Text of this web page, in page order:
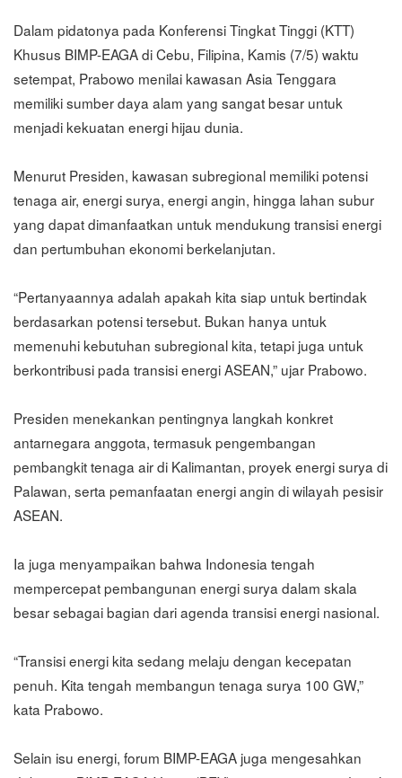
Dalam pidatonya pada Konferensi Tingkat Tinggi (KTT)
Khusus BIMP-EAGA di Cebu, Filipina, Kamis (7/5) waktu
setempat, Prabowo menilai kawasan Asia Tenggara
memiliki sumber daya alam yang sangat besar untuk
menjadi kekuatan energi hijau dunia.
Menurut Presiden, kawasan subregional memiliki potensi
tenaga air, energi surya, energi angin, hingga lahan subur
yang dapat dimanfaatkan untuk mendukung transisi energi
dan pertumbuhan ekonomi berkelanjutan.
“Pertanyaannya adalah apakah kita siap untuk bertindak
berdasarkan potensi tersebut. Bukan hanya untuk
memenuhi kebutuhan subregional kita, tetapi juga untuk
berkontribusi pada transisi energi ASEAN,” ujar Prabowo.
Presiden menekankan pentingnya langkah konkret
antarnegara anggota, termasuk pengembangan
pembangkit tenaga air di Kalimantan, proyek energi surya di
Palawan, serta pemanfaatan energi angin di wilayah pesisir
ASEAN.
Ia juga menyampaikan bahwa Indonesia tengah
mempercepat pembangunan energi surya dalam skala
besar sebagai bagian dari agenda transisi energi nasional.
“Transisi energi kita sedang melaju dengan kecepatan
penuh. Kita tengah membangun tenaga surya 100 GW,”
kata Prabowo.
Selain isu energi, forum BIMP-EAGA juga mengesahkan